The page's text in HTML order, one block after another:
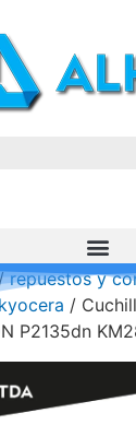
repuestos y
/
P2135dn